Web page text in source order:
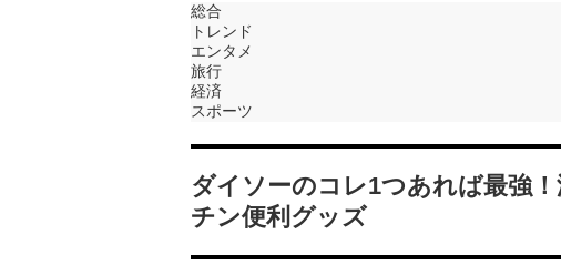
総合
トレンド
エンタメ
旅行
経済
スポーツ
ダイソーのコレ1つあれば最強
チン便利グッズ